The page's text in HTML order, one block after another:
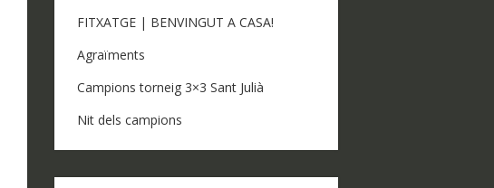
FITXATGE | BENVINGUT A CASA!
Agraïments
Campions torneig 3×3 Sant Julià
Nit dels campions